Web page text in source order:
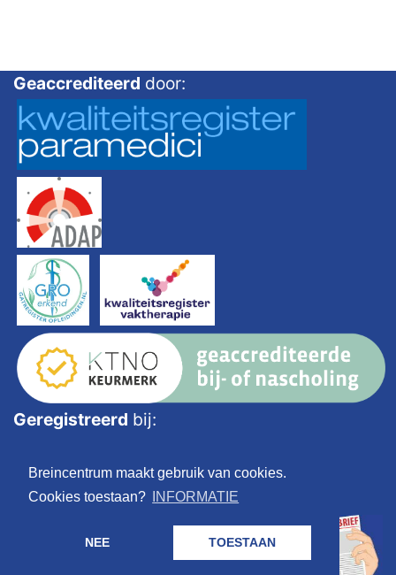
Breincentrum maakt gebruik van cookies.
Cookies toestaan?
INFORMATIE
NEE TOESTAAN
Geaccrediteerd door:
Geregistreerd bij: